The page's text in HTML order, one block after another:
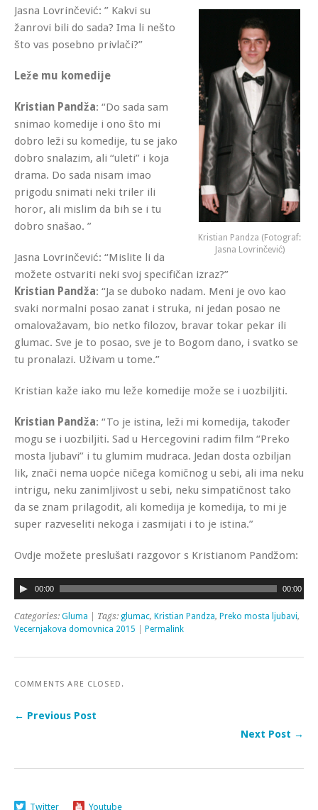
Kristian Pandza (Fotograf:
Jasna Lovrinčević)
Jasna Lovrinčević: ” Kakvi su
žanrovi bili do sada? Ima li nešto
što vas posebno privlači?”
Leže mu komedije
Kristian Pandža: “Do sada sam
snimao komedije i ono što mi
dobro leži su komedije, tu se jako
dobro snalazim, ali “uleti” i koja
drama. Do sada nisam imao
prigodu snimati neki triler ili
horor, ali mislim da bih se i tu
dobro snašao. ”
Jasna Lovrinčević: “Mislite li da
možete ostvariti neki svoj specifičan izraz?”
Kristian Pandža: “Ja se duboko nadam. Meni je ovo kao
svaki normalni posao zanat i struka, ni jedan posao ne
omalovažavam, bio netko filozov, bravar tokar pekar ili
glumac. Sve je to posao, sve je to Bogom dano, i svatko se
tu pronalazi. Uživam u tome.”
Kristian kaže iako mu leže komedije može se i uozbiljiti.
Kristian Pandža: “To je istina, leži mi komedija, također
mogu se i uozbiljiti. Sad u Hercegovini radim film “Preko
mosta ljubavi” i tu glumim mudraca. Jedan dosta ozbiljan
lik, znači nema uopće ničega komičnog u sebi, ali ima neku
intrigu, neku zanimljivost u sebi, neku simpatičnost tako
da se znam prilagodit, ali komedija je komedija, to mi je
super razveseliti nekoga i zasmijati i to je istina.”
Ovdje možete preslušati razgovor s Kristianom Pandžom:
Audio
Player
00:00 00:00
Categories: Gluma | Tags: glumac, Kristian Pandza, Preko mosta ljubavi,
Vecernjakova domovnica 2015
Permalink
COMMENTS ARE CLOSED.
← Previous Post
Next Post →
Twitter Youtube